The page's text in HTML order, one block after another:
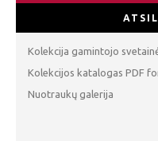
Kolekcija gamintojo
Kolekcijos katalogas PDF
Nuotraukų galerija